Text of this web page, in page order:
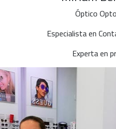
Óptico
Especialista en
Experta en